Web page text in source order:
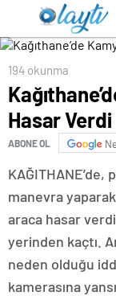
194 okunma
Hasar Verdi
ABONE OL
KAĞITHANE’de,
manevra
araca hasar
yerinden kaçtı.
neden olduğu
kamerasına